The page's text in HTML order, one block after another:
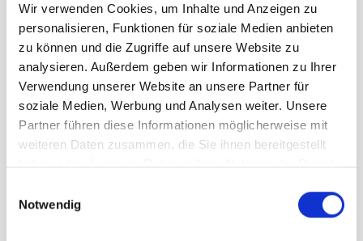
Wir verwenden Cookies, um Inhalte und Anzeigen zu
personalisieren, Funktionen für soziale Medien anbieten
zu können und die Zugriffe auf unsere Website zu
analysieren. Außerdem geben wir Informationen zu Ihrer
Verwendung unserer Website an unsere Partner für
soziale Medien, Werbung und Analysen weiter. Unsere
Partner führen diese Informationen möglicherweise mit
weiteren Daten zusammen, die Sie ihnen bereitgestellt
haben oder die sie im Rahmen Ihrer Nutzung der Dienste
Notwendig
WIR EMPFEHLEN PASSEND
ODER ALS ALTERNATIVE